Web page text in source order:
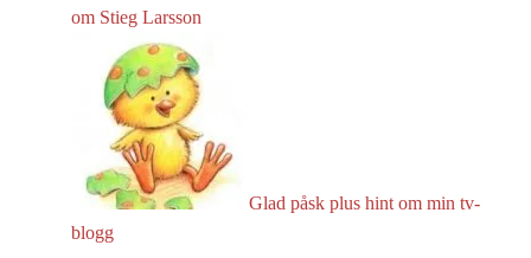
om Stieg Larsson
Glad påsk plus hint om min tv-
blogg